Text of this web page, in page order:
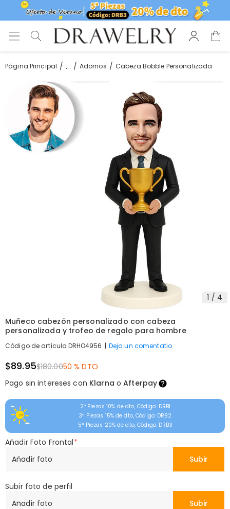
Página Principal ... Adornos Cabeza Bobble Personalizada
1 / 4
Muñeco cabezón personalizado con cabeza
personalizada y trofeo de regalo para hombre
Código de artículo:DRHO4956 | Deja un comentatio
$89.95$180.0050 % DTO
Pago sin intereses con Klarna oAfterpay
2ª Piezas 10% de dto, Código: DRB1
3ª Piezas 15% de dto, Código: DRB2
5ª Piezas 20% de dto, Código: DRB3
Añadir Foto Frontal*
Añadir foto
Subir
Subir foto de perfil
Añadir foto
Subir